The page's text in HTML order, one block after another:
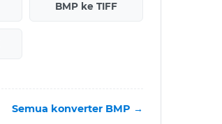
BMP ke TIFF
Semua konverter BMP →